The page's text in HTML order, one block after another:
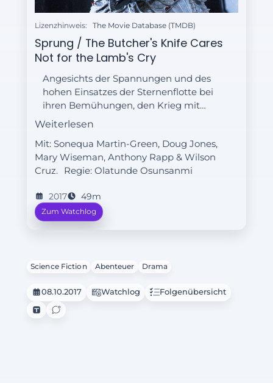
Lizenzhinweis: The Movie Database (TMDB)
Sprung / The Butcher's Knife Cares
Not for the Lamb's Cry
Angesichts der Spannungen und des
hohen Einsatzes der Sternenflotte bei
ihren Bemühungen, den Krieg mit
den Klingonen zu beenden, beginnt
Position an Bord der U.S.S. Discovery
zu gewöhnen.
Weiterlesen
Mit: Sonequa Martin-Green, Doug Jones,
Mary Wiseman, Anthony Rapp & Wilson
Cruz.
Regie: Olatunde Osunsanmi
2017 49m
Zum Watchlog
Science Fiction Abenteuer Drama
08.10.2017 Watchlog Folgenübersicht